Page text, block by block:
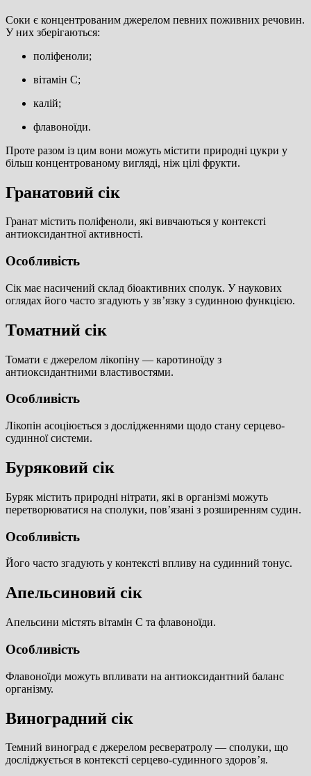
Соки є концентрованим джерелом певних поживних речовин.
У них зберігаються:
поліфеноли;
вітамін С;
калій;
флавоноїди.
Проте разом із цим вони можуть містити природні цукри у
більш концентрованому вигляді, ніж цілі фрукти.
Гранатовий сік
Гранат містить поліфеноли, які вивчаються у контексті
антиоксидантної активності.
Особливість
Сік має насичений склад біоактивних сполук. У наукових
оглядах його часто згадують у зв’язку з судинною функцією.
Томатний сік
Томати є джерелом лікопіну — каротиноїду з
антиоксидантними властивостями.
Особливість
Лікопін асоціюється з дослідженнями щодо стану серцево-
судинної системи.
Буряковий сік
Буряк містить природні нітрати, які в організмі можуть
перетворюватися на сполуки, пов’язані з розширенням судин.
Особливість
Його часто згадують у контексті впливу на судинний тонус.
Апельсиновий сік
Апельсини містять вітамін С та флавоноїди.
Особливість
Флавоноїди можуть впливати на антиоксидантний баланс
організму.
Виноградний сік
Темний виноград є джерелом ресвератролу — сполуки, що
досліджується в контексті серцево-судинного здоров’я.